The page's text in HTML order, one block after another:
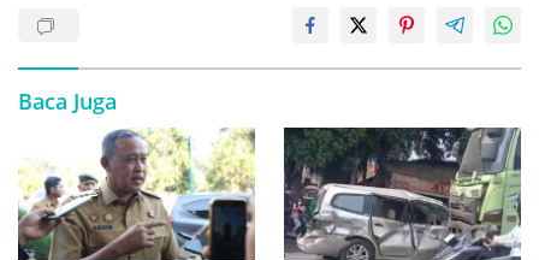
Baca Juga